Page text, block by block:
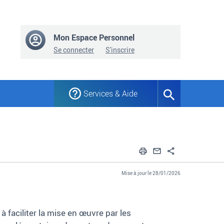
Mon Espace Personnel
Se connecter S'inscrire
Services & Aide
Formulaire
ImprimerEnvoyer par
Mise à jour le 28/01/2026
faciliter la mise en œuvre par les